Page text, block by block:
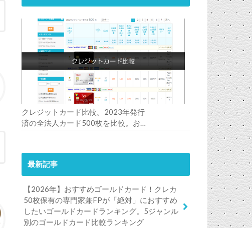
クレジットカード比較。2023年発行
済の全法人カード500枚を比較。お
最新記事
【2026年】おすすめゴールドカード！クレカ
50枚保有の専門家兼FPが「絶対」におすすめ
したいゴールドカードランキング。5ジャンル
別のゴールドカード比較ランキング